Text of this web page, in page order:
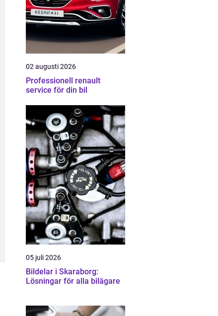
02 augusti 2026
Professionell renault
service för din bil
05 juli 2026
Bildelar i Skaraborg:
Lösningar för alla bilägare